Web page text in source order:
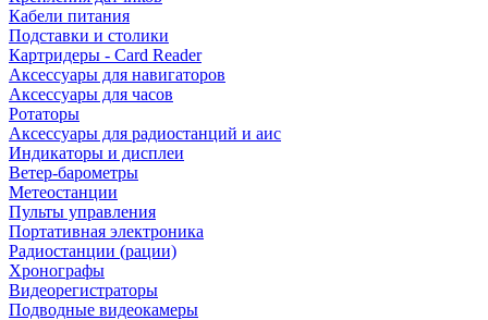
Кабели питания
Подставки и столики
Картридеры - Card Reader
Аксессуары для навигаторов
Аксессуары для часов
Ротаторы
Аксессуары для радиостанций и аис
Индикаторы и дисплеи
Ветер-барометры
Метеостанции
Пульты управления
Портативная электроника
Радиостанции (рации)
Хронографы
Видеорегистраторы
Подводные видеокамеры